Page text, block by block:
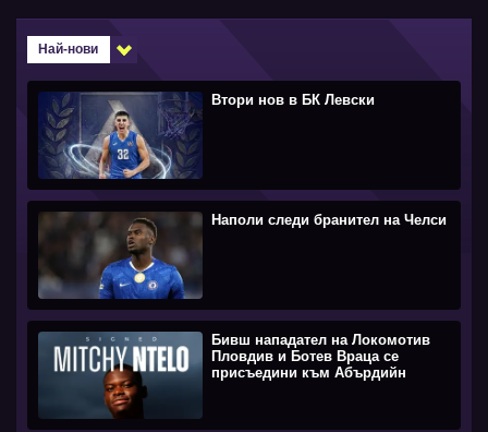
Най-нови
Втори нов в БК Левски
Наполи следи бранител на Челси
Бивш нападател на Локомотив
Пловдив и Ботев Враца се
присъедини към Абърдийн